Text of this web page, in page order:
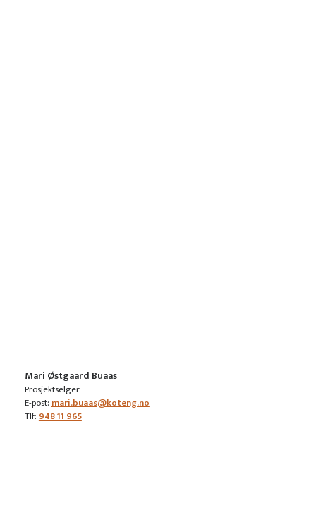
Mari Østgaard Buaas
Prosjektselger
E-post:mari.buaas@koteng.no
Tlf:948 11 965